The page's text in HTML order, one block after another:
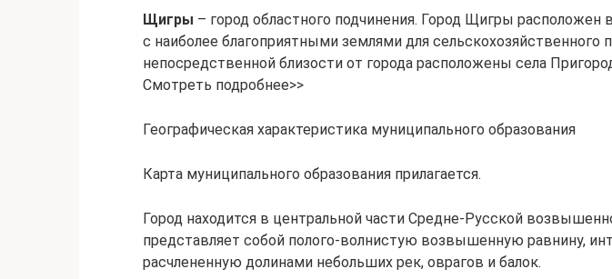
Щигры – город областного подчинения. Город Щигры расположен
с наиболее благоприятными землями для сельскохозяйственного
непосредственной близости от города расположены села
Смотреть подробнее>>
Географическая характеристика муниципального образования
Карта муниципального образования прилагается.
Город находится в центральной части Средне-Русской
представляет собой полого-волнистую возвышенную равнину,
расчлененную долинами небольших рек, оврагов и балок.